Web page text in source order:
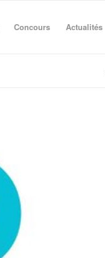
Concours Actualités